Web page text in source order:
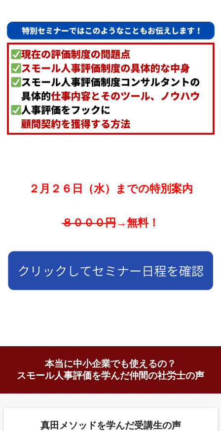
２月２６日（水）までの特別案内
８０００円→無料！
本当に中小企業でも使えるの？
スモール人事評価を学んだ仲間の社労士の声
真田メソッドを学んだ受講生の声